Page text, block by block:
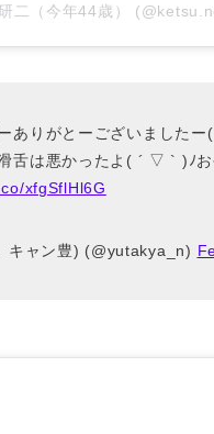
二（今年44歳）
ありがとーございました
舌は悪かったよ( ´ ▽ ` )ﾉ
xfgSflHl6G
キャン豊) (@yutakya_n)